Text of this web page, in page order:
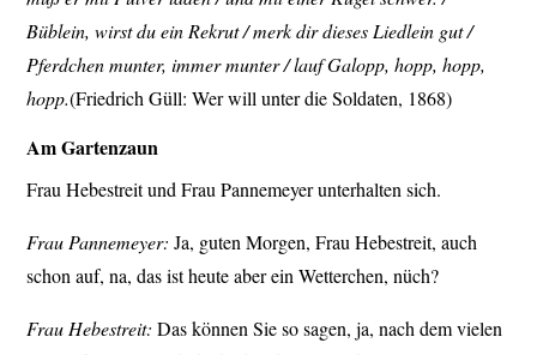
Büblein, wirst du ein Rekrut / merk dir dieses Liedlein gut /
Pferdchen munter, immer munter / lauf Galopp, hopp, hopp,
hopp.(Friedrich Güll: Wer will unter die Soldaten, 1868)
Am Gartenzaun
Frau Hebestreit und Frau Pannemeyer unterhalten sich.
Frau Pannemeyer:Ja, guten Morgen, Frau Hebestreit, auch
schon auf, na, das ist heute aber ein Wetterchen, nüch?
Frau Hebestreit:Das können Sie so sagen, ja, nach dem vielen